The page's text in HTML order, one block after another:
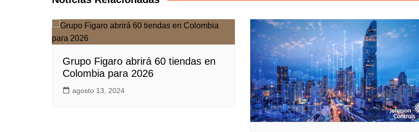
Grupo Figaro abrirá 60 tiendas en
Colombia para 2026
agosto 13, 2024